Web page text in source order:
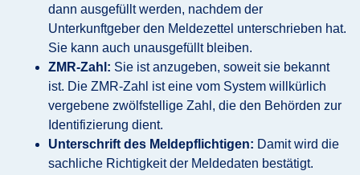
dann ausgefüllt werden, nachdem der
Unterkunftgeber den Meldezettel unterschrieben hat.
Sie kann auch unausgefüllt bleiben.
ZMR-Zahl: Sie ist anzugeben, soweit sie bekannt
ist. Die ZMR-Zahl ist eine vom System willkürlich
vergebene zwölfstellige Zahl, die den Behörden zur
Identifizierung dient.
Unterschrift des Meldepflichtigen: Damit wird die
sachliche Richtigkeit der Meldedaten bestätigt.